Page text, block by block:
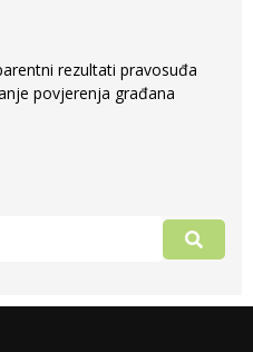
rezultati pravosuđa
povjerenja građana